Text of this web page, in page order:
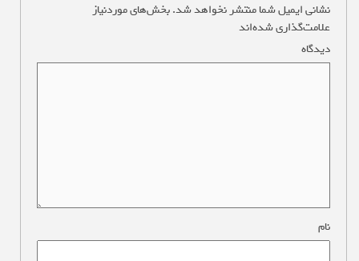
نشانی ایمیل شما منتشر نخواهد شد.بخش‌های موردنیاز
علامت‌گذاری شده‌اند
دیدگاه
نام